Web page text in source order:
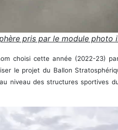
pris par le module photo
choisi cette année (2022-23)
le projet du Ballon
niveau des structures sportives